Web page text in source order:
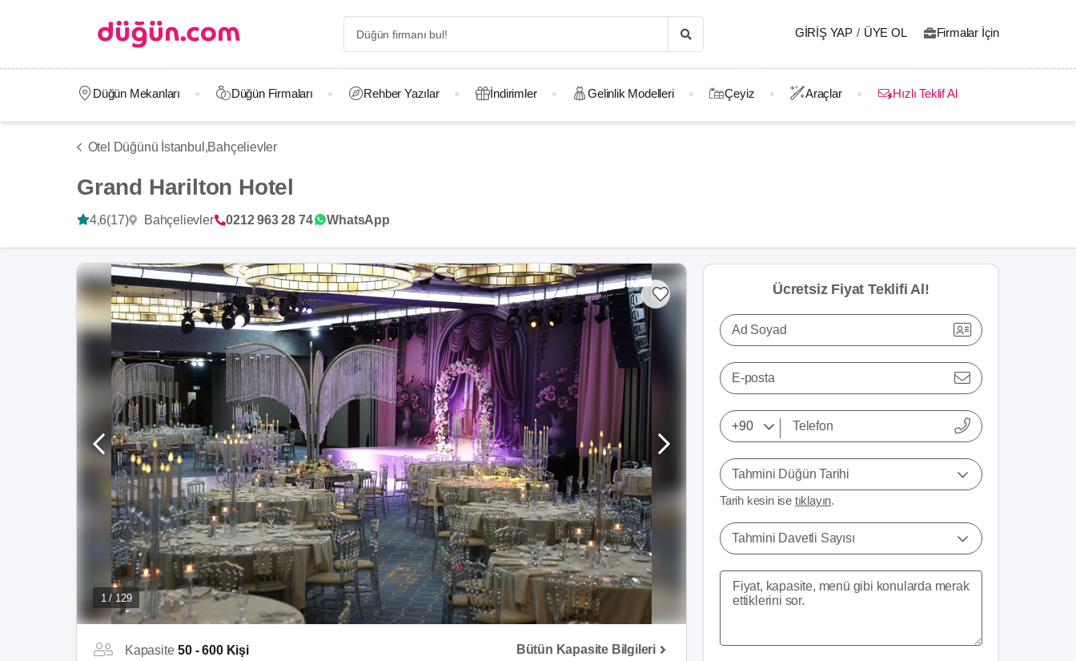
GIRIŞ YAP / ÜYE OL Firmalar İçin
Düğün Mekanları Düğün Firmaları Rehber Yazılar İndirimler Gelinlik Modelleri Çeyiz Araçlar Hızlı Teklif Al
Otel Düğünü İstanbul,Bahçelievler
Grand Harilton Hotel
4,6(17) Bahçelievler 0212 963 28 74 WhatsApp
1 / 129
Kapasite 50 - 600 Kişi Bütün Kapasite Bilgileri
Ücretsiz Fiyat Teklifi Al!
Ad Soyad
E-posta
Tahmini Düğün Tarihi
Tarih kesin ise tıklayın.
Tahmini Davetli Sayısı